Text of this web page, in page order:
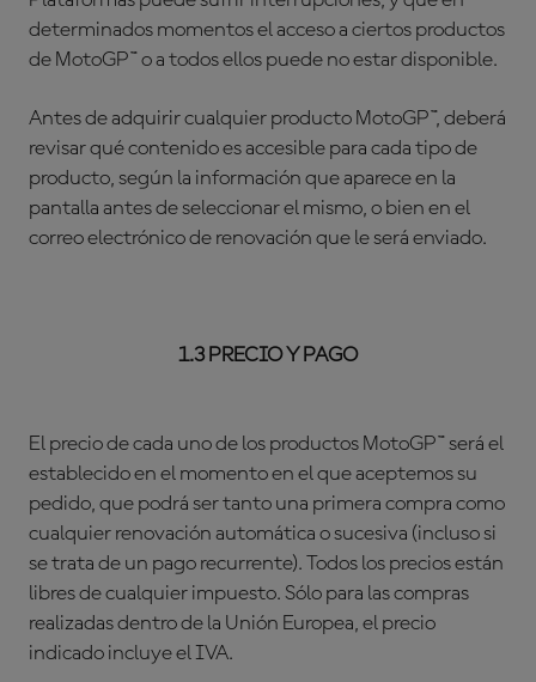
determinados momentos el acceso a ciertos productos
de MotoGP™ o a todos ellos puede no estar disponible.
Antes de adquirir cualquier producto MotoGP™, deberá
revisar qué contenido es accesible para cada tipo de
producto, según la información que aparece en la
pantalla antes de seleccionar el mismo, o bien en el
correo electrónico de renovación que le será enviado.
1.3 PRECIO Y PAGO
El precio de cada uno de los productos MotoGP™ será el
establecido en el momento en el que aceptemos su
pedido, que podrá ser tanto una primera compra como
cualquier renovación automática o sucesiva (incluso si
se trata de un pago recurrente). Todos los precios están
libres de cualquier impuesto. Sólo para las compras
realizadas dentro de la Unión Europea, el precio
indicado incluye el IVA.